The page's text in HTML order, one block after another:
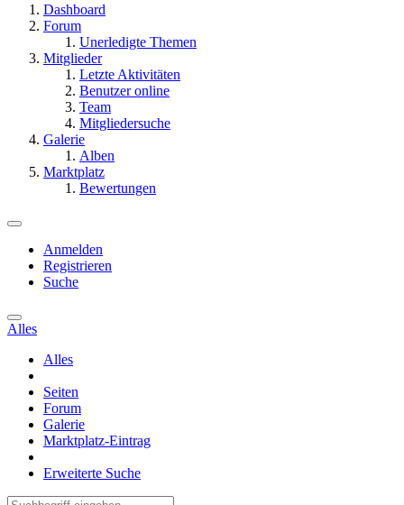
Dashboard
Forum
Unerledigte Themen
Mitglieder
Letzte Aktivitäten
Benutzer online
Team
Mitgliedersuche
Galerie
Alben
Marktplatz
Bewertungen
Anmelden
Registrieren
Suche
Alles
Alles
Seiten
Forum
Galerie
Marktplatz-Eintrag
Erweiterte Suche